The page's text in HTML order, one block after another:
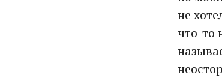
не
что-то